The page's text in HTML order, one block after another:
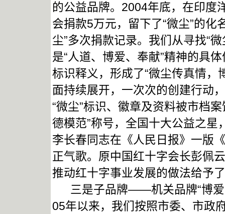
的公益品牌。2004年底，在印度
会捐款5万元，留下了“微尘”的
尘”多次捐款记录。我们从寻找“
是“人道、博爱、奉献”精神的具
标识释义，形成了“微尘传真情，
面持续展开，一次次的创建行动
“微尘”标识、徽章及资料被市档
德模范”称号，全国十大公益之
李长春同志在《人民日报》一版
正气歌。原中国红十字会长彭佩
推动红十字事业发展的做法给予
三是子品牌——机关品牌“博爱
05年以来，我们按照市委、市政